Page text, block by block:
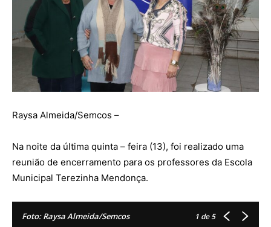
Raysa Almeida/Semcos –
Na noite da última quinta – feira (13), foi realizado uma
reunião de encerramento para os professores da Escola
Municipal Terezinha Mendonça.
Foto: Raysa Almeida/Semcos 1 de 5